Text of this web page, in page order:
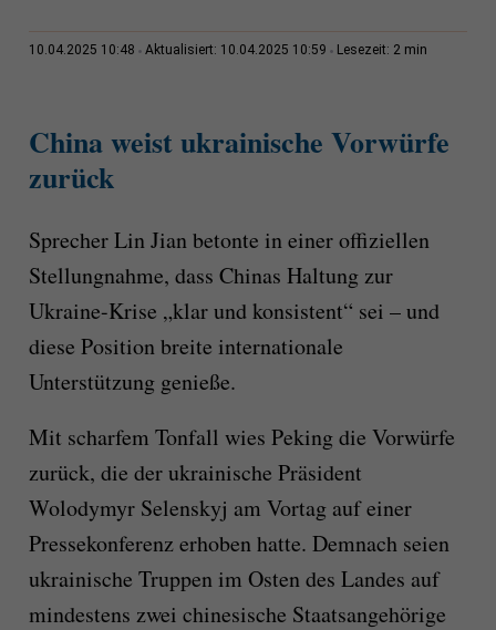
10.04.2025 10:48 Aktualisiert: 10.04.2025 10:59 Lesezeit: 2 min
China weist ukrainische Vorwürfe
zurück
Sprecher Lin Jian betonte in einer offiziellen
Stellungnahme, dass Chinas Haltung zur
Ukraine-Krise „klar und konsistent“ sei – und
diese Position breite internationale
Unterstützung genieße.
Mit scharfem Tonfall wies Peking die Vorwürfe
zurück, die der ukrainische Präsident
Wolodymyr Selenskyj am Vortag auf einer
Pressekonferenz erhoben hatte. Demnach seien
ukrainische Truppen im Osten des Landes auf
mindestens zwei chinesische Staatsangehörige